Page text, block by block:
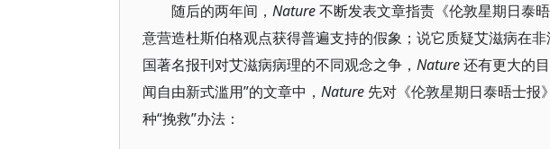
随后的两年间， Nature不断发表文章指责《伦敦星期日泰
意营造杜斯伯格观点获得普遍支持的假象；说它质疑艾滋病在
国著名报刊对艾滋病病理的不同观念之争， Nature还有更大的
闻自由新式滥用”的文章中， Nature 先对《伦敦星期日泰晤士报
种“挽救”办法：